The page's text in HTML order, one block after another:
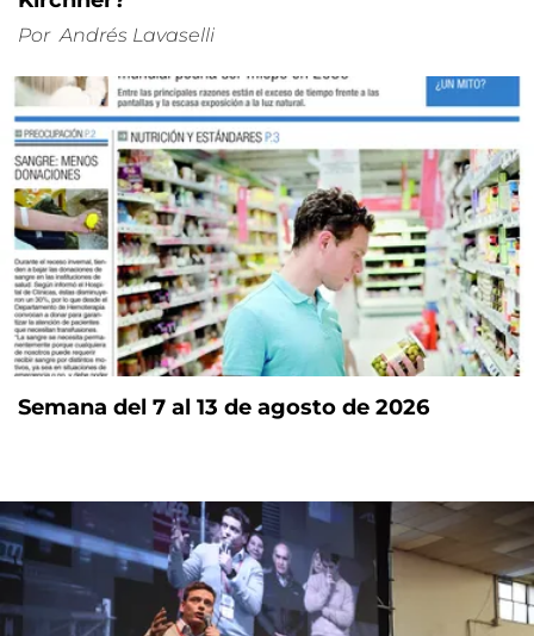
Por Andrés Lavaselli
Semana del 7 al 13 de agosto de 2026